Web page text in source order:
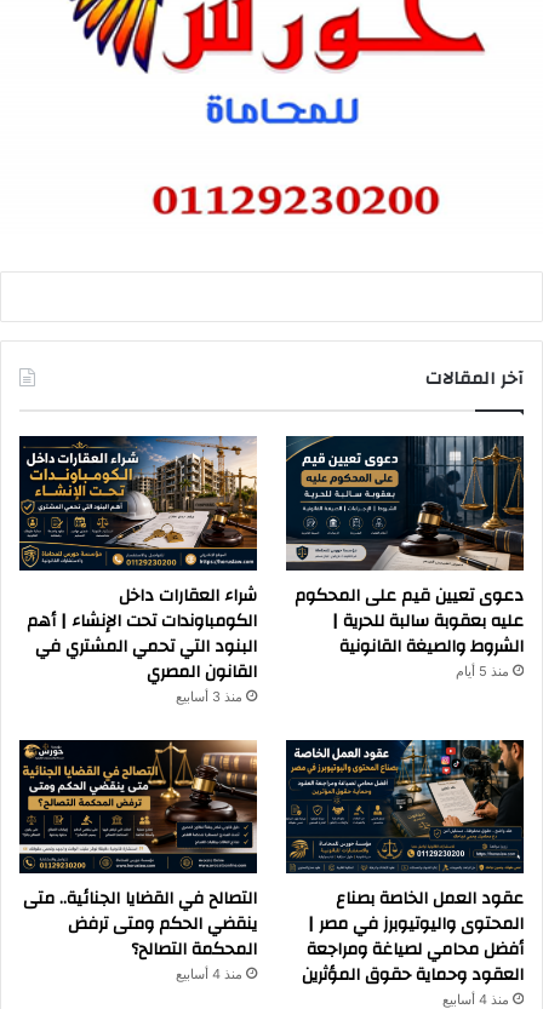
آخر المقالات
دعوى تعيين قيم على المحكوم
عليه بعقوبة سالبة للحرية |
الشروط والصيغة القانونية
منذ 5 أيام
شراء العقارات داخل
الكومباوندات تحت الإنشاء | أهم
البنود التي تحمي المشتري في
القانون المصري
منذ 3 أسابيع
عقود العمل الخاصة بصناع
المحتوى واليوتيوبرز في مصر |
أفضل محامي لصياغة ومراجعة
العقود وحماية حقوق المؤثرين
منذ 4 أسابيع
التصالح في القضايا الجنائية.. متى
ينقضي الحكم ومتى ترفض
المحكمة التصالح؟
منذ 4 أسابيع